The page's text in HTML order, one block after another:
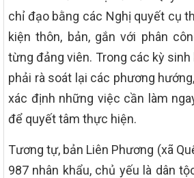
chỉ đạo bằng các Nghị quyết cụ
kiện thôn, bản, gắn với phân
từng đảng viên. Trong các kỳ
phải rà soát lại các phương
xác định những việc cần làm
để quyết tâm thực hiện.
Tương tự, bản Liên Phương (xã
987 nhân khẩu, chủ yếu là dân